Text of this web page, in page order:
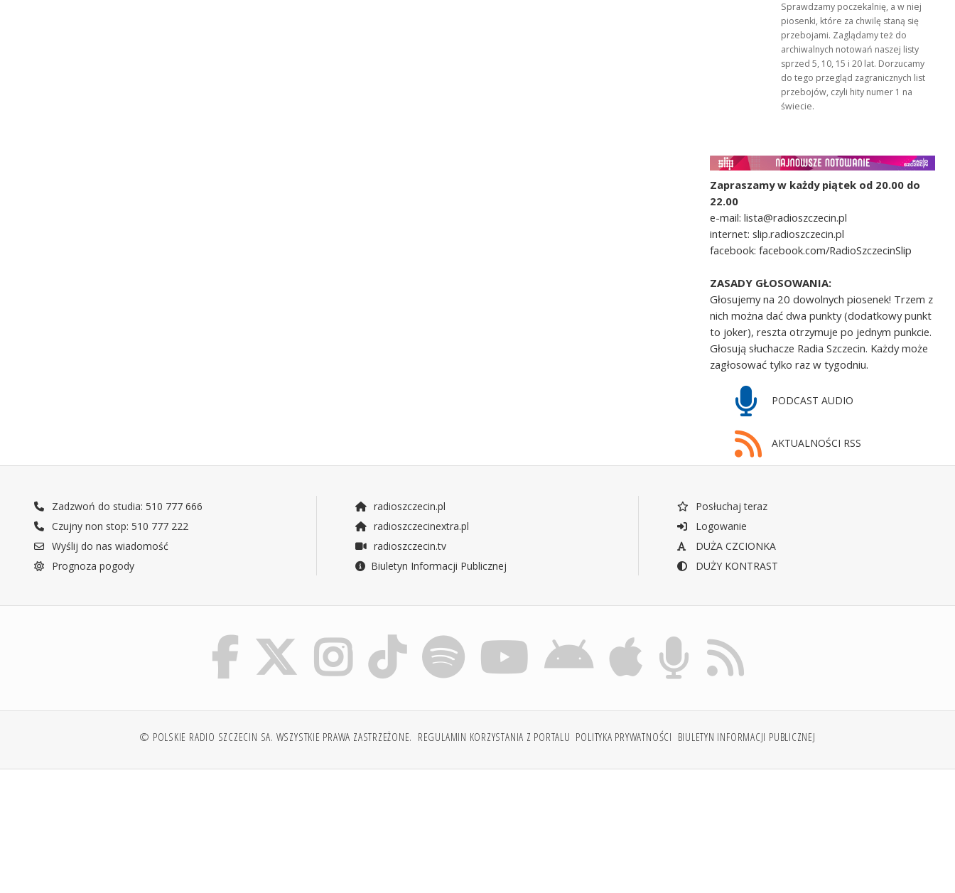
Sprawdzamy poczekalnię, a w niej
piosenki, które za chwilę staną się
przebojami. Zaglądamy też do
archiwalnych notowań naszej listy
sprzed 5, 10, 15 i 20 lat. Dorzucamy
do tego przegląd zagranicznych list
przebojów, czyli hity numer 1 na
świecie.
Zapraszamy w każdy piątek od 20.00 do
22.00
e-mail: lista@radioszczecin.pl
internet: slip.radioszczecin.pl
facebook: facebook.com/RadioSzczecinSlip
ZASADY GŁOSOWANIA:
Głosujemy na 20 dowolnych piosenek! Trzem z
nich można dać dwa punkty (dodatkowy punkt
to joker), reszta otrzymuje po jednym punkcie.
Głosują słuchacze Radia Szczecin. Każdy może
zagłosować tylko raz w tygodniu.
PODCAST AUDIO
AKTUALNOŚCI RSS
Zadzwoń do studia: 510 777 666
Czujny non stop: 510 777 222
Wyślij do nas wiadomość
Prognoza pogody
radioszczecin.pl
radioszczecinextra.pl
radioszczecin.tv
Biuletyn Informacji Publicznej
Posłuchaj teraz
Logowanie
DUŻA CZCIONKA
DUŻY KONTRAST
© POLSKIE RADIO SZCZECIN SA. WSZYSTKIE PRAWA ZASTRZEŻONE. REGULAMIN KORZYSTANIA Z PORTALU POLITYKA PRYWATNOŚCI BIULETYN INFORMACJI PUBLICZNEJ